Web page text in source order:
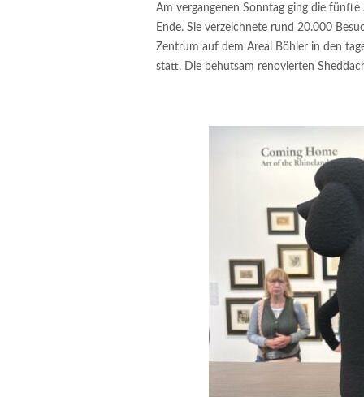
Am vergangenen Sonntag ging die
Ende. Sie verzeichnete rund 20.000
Zentrum auf dem Areal Böhler in den
statt. Die behutsam renovierten